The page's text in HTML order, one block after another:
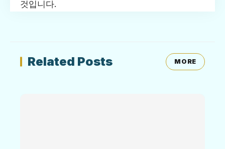
것입니다.
Related Posts MORE